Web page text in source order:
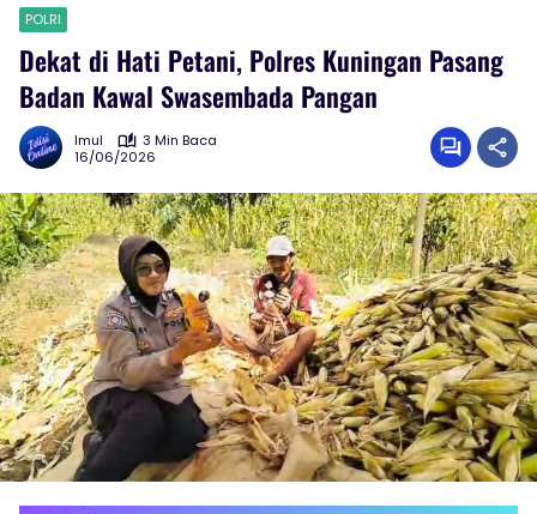
POLRI
Dekat di Hati Petani, Polres Kuningan Pasang
Badan Kawal Swasembada Pangan
Imul
3 Min Baca
16/06/2026